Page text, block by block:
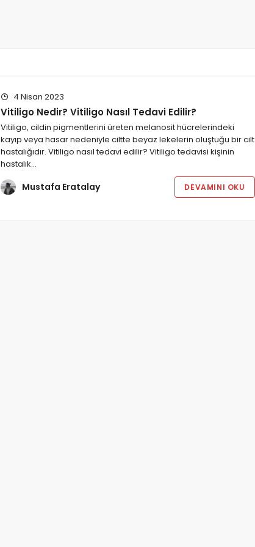
4 Nisan 2023
Vitiligo Nedir? Vitiligo Nasıl Tedavi Edilir?
Vitiligo, cildin pigmentlerini üreten melanosit hücrelerindeki
kayıp veya hasar nedeniyle ciltte beyaz lekelerin oluştuğu bir cilt
hastalığıdır. Vitiligo nasıl tedavi edilir? Vitiligo tedavisi kişinin
hastalık…
Mustafa Eratalay DEVAMINI OKU